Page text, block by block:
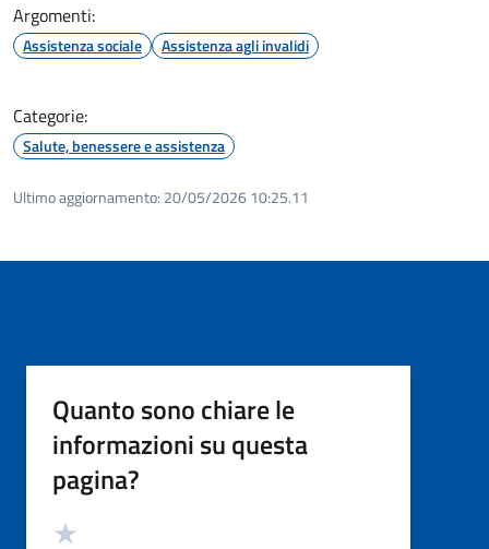
Argomenti:
Assistenza sociale Assistenza agli invalidi
Categorie:
Salute, benessere e assistenza
Ultimo aggiornamento: 20/05/2026 10:25.11
Quanto sono chiare le
informazioni su questa
pagina?
Valutazione